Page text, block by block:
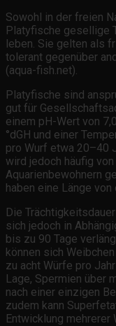
Sowohl in der freien
Platyfische gesellige
leben. Sie gelten als
tolerant gegenüber
(aqua-fish.net).
Platyfische sind
gut für
einem pH-Wert von
°dGH und einer
pro Wurf etwa 20–40
wird jedoch häufig
Aquarienbewohnern
haben eine Länge
Die
sich jedoch in
bis zu 90 Tage
können sich
zu acht Würfe pro
Lage, Spermien über
nach einer einzigen
zudem kann
Entwicklung mehrerer